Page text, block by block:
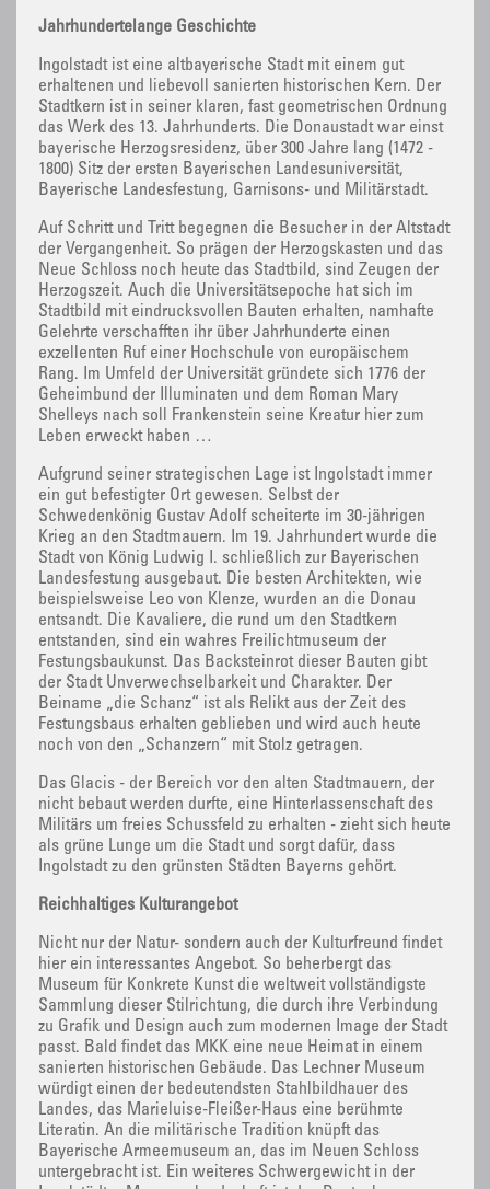
Jahrhundertelange Geschichte
Ingolstadt ist eine altbayerische Stadt mit einem gut
erhaltenen und liebevoll sanierten historischen Kern. Der
Stadtkern ist in seiner klaren, fast geometrischen Ordnung
das Werk des 13. Jahrhunderts. Die Donaustadt war einst
bayerische Herzogsresidenz, über 300 Jahre lang (1472 -
1800) Sitz der ersten Bayerischen Landesuniversität,
Bayerische Landesfestung, Garnisons- und Militärstadt.
Auf Schritt und Tritt begegnen die Besucher in der Altstadt
der Vergangenheit. So prägen der Herzogskasten und das
Neue Schloss noch heute das Stadtbild, sind Zeugen der
Herzogszeit. Auch die Universitätsepoche hat sich im
Stadtbild mit eindrucksvollen Bauten erhalten, namhafte
Gelehrte verschafften ihr über Jahrhunderte einen
exzellenten Ruf einer Hochschule von europäischem
Rang. Im Umfeld der Universität gründete sich 1776 der
Geheimbund der Illuminaten und dem Roman Mary
Shelleys nach soll Frankenstein seine Kreatur hier zum
Leben erweckt haben …
Aufgrund seiner strategischen Lage ist Ingolstadt immer
ein gut befestigter Ort gewesen. Selbst der
Schwedenkönig Gustav Adolf scheiterte im 30-jährigen
Krieg an den Stadtmauern. Im 19. Jahrhundert wurde die
Stadt von König Ludwig I. schließlich zur Bayerischen
Landesfestung ausgebaut. Die besten Architekten, wie
beispielsweise Leo von Klenze, wurden an die Donau
entsandt. Die Kavaliere, die rund um den Stadtkern
entstanden, sind ein wahres Freilichtmuseum der
Festungsbaukunst. Das Backsteinrot dieser Bauten gibt
der Stadt Unverwechselbarkeit und Charakter. Der
Beiname „die Schanz“ ist als Relikt aus der Zeit des
Festungsbaus erhalten geblieben und wird auch heute
noch von den „Schanzern“ mit Stolz getragen.
Das Glacis - der Bereich vor den alten Stadtmauern, der
nicht bebaut werden durfte, eine Hinterlassenschaft des
Militärs um freies Schussfeld zu erhalten - zieht sich heute
als grüne Lunge um die Stadt und sorgt dafür, dass
Ingolstadt zu den grünsten Städten Bayerns gehört.
Reichhaltiges Kulturangebot
Nicht nur der Natur- sondern auch der Kulturfreund findet
hier ein interessantes Angebot. So beherbergt das
Museum für Konkrete Kunst die weltweit vollständigste
Sammlung dieser Stilrichtung, die durch ihre Verbindung
zu Grafik und Design auch zum modernen Image der Stadt
passt. Bald findet das MKK eine neue Heimat in einem
sanierten historischen Gebäude. Das Lechner Museum
würdigt einen der bedeutendsten Stahlbildhauer des
Landes, das Marieluise-Fleißer-Haus eine berühmte
Literatin. An die militärische Tradition knüpft das
Bayerische Armeemuseum an, das im Neuen Schloss
untergebracht ist. Ein weiteres Schwergewicht in der